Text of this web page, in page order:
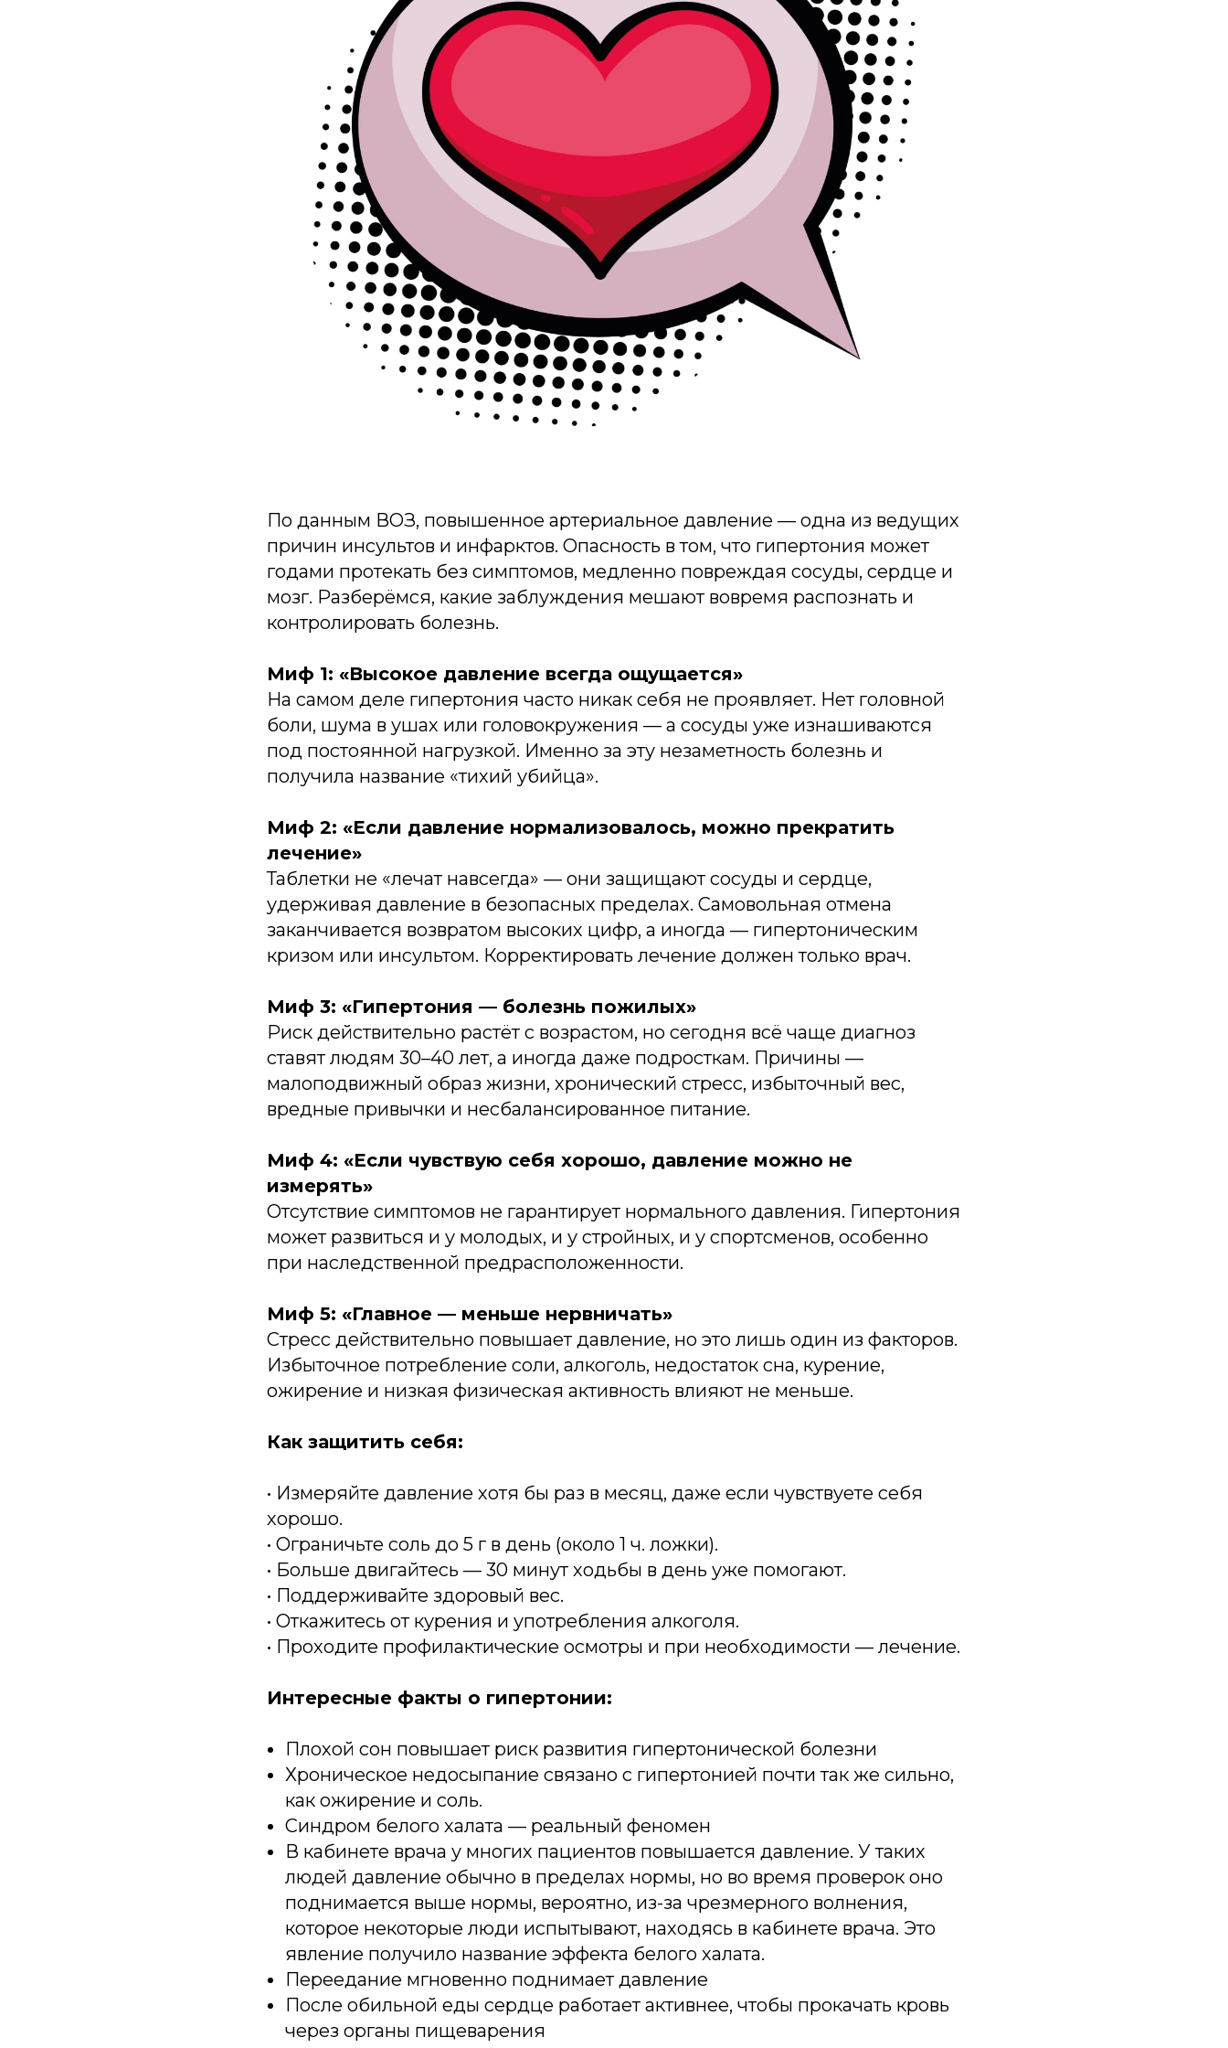
По данным ВОЗ, повышенное артериальное давление — одна из ведущих
причин инсультов и инфарктов. Опасность в том, что гипертония может
годами протекать без симптомов, медленно повреждая сосуды, сердце и
мозг. Разберёмся, какие заблуждения мешают вовремя распознать и
контролировать болезнь.
Миф 1: «Высокое давление всегда ощущается»
На самом деле гипертония часто никак себя не проявляет. Нет головной
боли, шума в ушах или головокружения — а сосуды уже изнашиваются
под постоянной нагрузкой. Именно за эту незаметность болезнь и
получила название «тихий убийца».
Миф 2: «Если давление нормализовалось, можно прекратить
лечение»
Таблетки не «лечат навсегда» — они защищают сосуды и сердце,
удерживая давление в безопасных пределах. Самовольная отмена
заканчивается возвратом высоких цифр, а иногда — гипертоническим
кризом или инсультом. Корректировать лечение должен только врач.
Миф 3: «Гипертония — болезнь пожилых»
Риск действительно растёт с возрастом, но сегодня всё чаще диагноз
ставят людям 30–40 лет, а иногда даже подросткам. Причины —
малоподвижный образ жизни, хронический стресс, избыточный вес,
вредные привычки и несбалансированное питание.
Миф 4: «Если чувствую себя хорошо, давление можно не
измерять»
Отсутствие симптомов не гарантирует нормального давления. Гипертония
может развиться и у молодых, и у стройных, и у спортсменов, особенно
при наследственной предрасположенности.
Миф 5: «Главное — меньше нервничать»
Стресс действительно повышает давление, но это лишь один из факторов.
Избыточное потребление соли, алкоголь, недостаток сна, курение,
ожирение и низкая физическая активность влияют не меньше.
Как защитить себя:
• Измеряйте давление хотя бы раз в месяц, даже если чувствуете себя
хорошо.
• Ограничьте соль до 5 г в день (около 1 ч. ложки).
• Больше двигайтесь — 30 минут ходьбы в день уже помогают.
• Поддерживайте здоровый вес.
• Откажитесь от курения и употребления алкоголя.
• Проходите профилактические осмотры и при необходимости — лечение.
Интересные факты о гипертонии:
Плохой сон повышает риск развития гипертонической болезни
Хроническое недосыпание связано с гипертонией почти так же сильно,
как ожирение и соль.
Синдром белого халата — реальный феномен
В кабинете врача у многих пациентов повышается давление. У таких
людей давление обычно в пределах нормы, но во время проверок оно
поднимается выше нормы, вероятно, из-за чрезмерного волнения,
которое некоторые люди испытывают, находясь в кабинете врача. Это
явление получило название эффекта белого халата.
Переедание мгновенно поднимает давление
После обильной еды сердце работает активнее, чтобы прокачать кровь
через органы пищеварения